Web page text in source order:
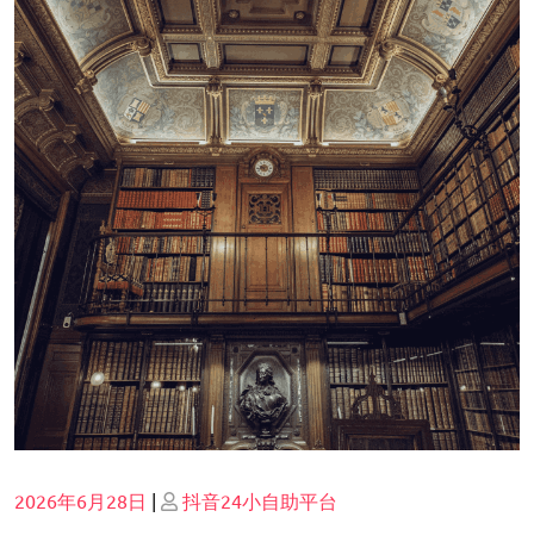
Posted
2026年6月28日 | Posted
抖音24小自助平台